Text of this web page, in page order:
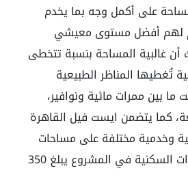
على أكمل وجه بما يخدم
لهم أفضل مستوى معيشي
غالبية المساحة بنسبة تتخطى
تُغطيها المناظر الطبيعية
ما بين ممرات مائية ونوافير،
كما يتضمن ايست فيل القاهرة
وخدمية مختلفة على مساحات
كبيرة، بينما عدد الوحدات السكنية في المشروع يبلغ 350